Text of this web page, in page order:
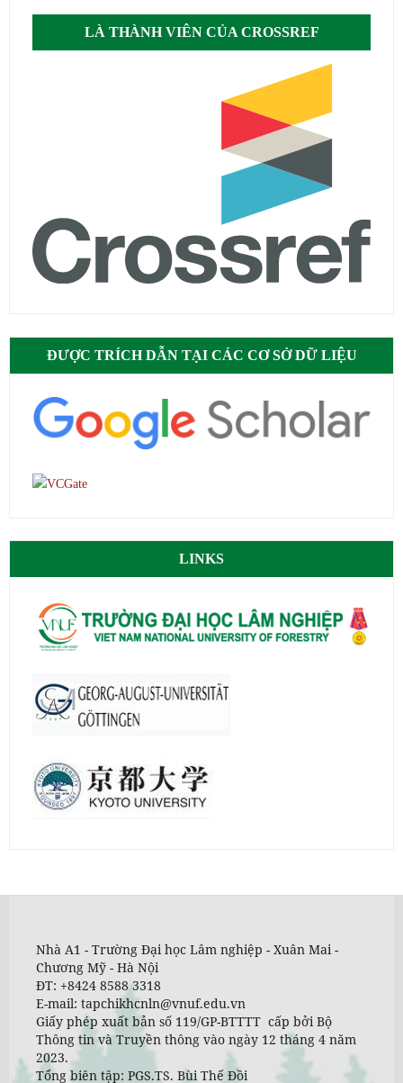
LÀ THÀNH VIÊN CỦA CROSSREF
ĐƯỢC TRÍCH DẪN TẠI CÁC CƠ SỞ DỮ LIỆU
LINKS
Nhà A1 - Trường Đại học Lâm nghiệp - Xuân Mai -
Chương Mỹ - Hà Nội
ĐT: +8424 8588 3318
E-mail: tapchikhcnln@vnuf.edu.vn
Giấy phép xuất bản số 119/GP-BTTTT cấp bởi Bộ
Thông tin và Truyền thông vào ngày 12 tháng 4 năm
2023.
Tổng biên tập: PGS.TS. Bùi Thế Đồi